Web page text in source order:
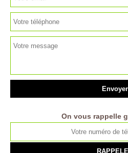
On vous rappelle